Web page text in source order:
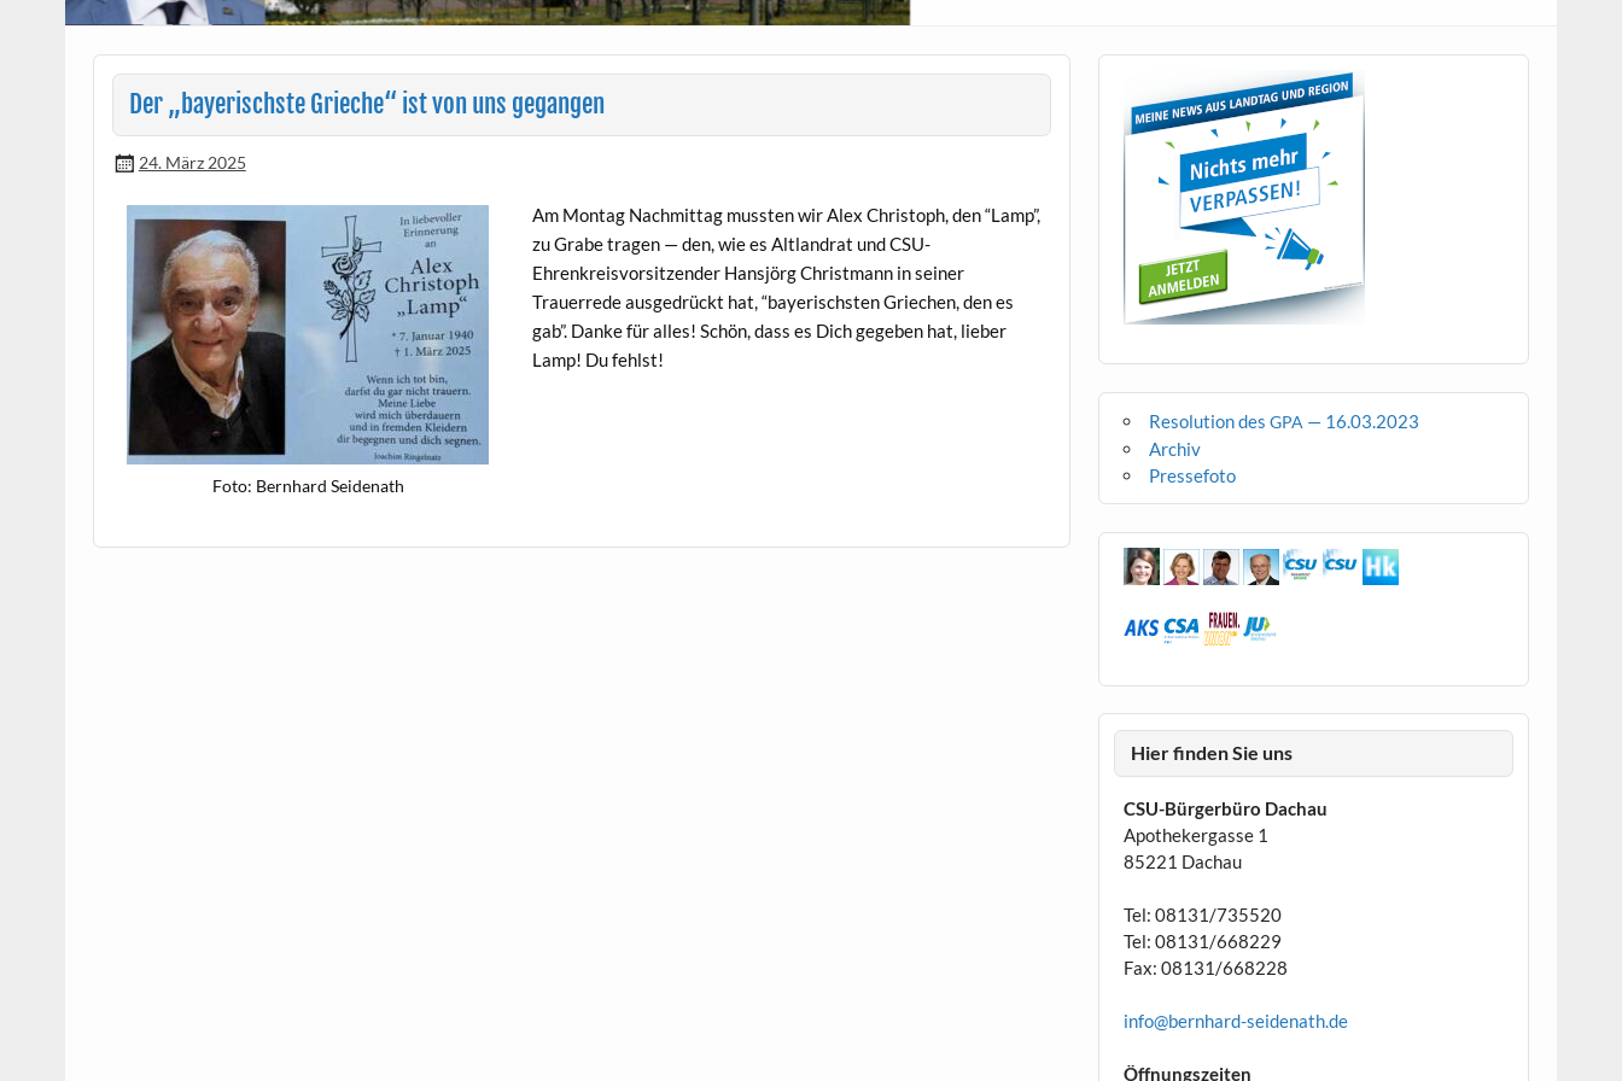
Der „bayerischste Grieche“ ist von uns gegangen
24. März 2025
Foto: Bern­hard Seidenath
Am Mon­tag Nach­mit­tag mussten wir Alex Christoph, den “Lamp”,
zu Grabe tra­gen — den, wie es Alt­landrat und CSU-
Ehrenkreisvor­sitzen­der Han­sjörg Christ­mann in sein­er
Trauerrede aus­ge­drückt hat, “bay­erischsten Griechen, den es
gab”. Danke für alles! Schön, dass es Dich gegeben hat, lieber
Lamp! Du fehlst!
Resolution desGPA — 16.03.2023
Archiv
Pressefoto
Hier finden Sie uns
CSU-Bürgerbüro Dachau
Apothekergasse 1
85221 Dachau
Tel: 08131/735520
Tel: 08131/668229
Fax: 08131/668228
info@bernhard-seidenath.de
Öffnungszeiten